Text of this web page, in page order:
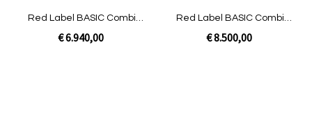
Red Label BASIC Combi
gevuld
€ 6.940,00
Red Label BASIC Combi
gevuld
€ 8.500,00